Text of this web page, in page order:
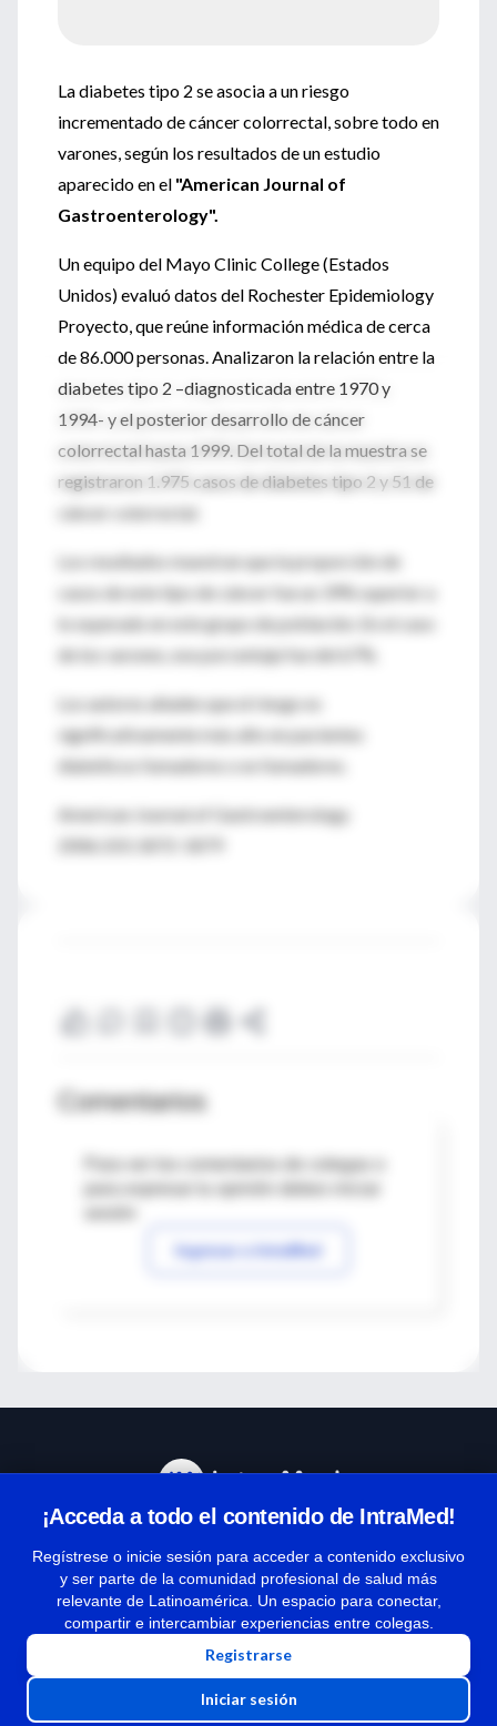
La diabetes tipo 2 se asocia a un riesgo
incrementado de cáncer colorrectal, sobre todo en
varones, según los resultados de un estudio
aparecido en el "American Journal of
Gastroenterology".
Un equipo del Mayo Clinic College (Estados
Unidos) evaluó datos del Rochester Epidemiology
Proyecto, que reúne información médica de cerca
de 86.000 personas. Analizaron la relación entre la
diabetes tipo 2 –diagnosticada entre 1970 y
1994- y el posterior desarrollo de cáncer
colorrectal hasta 1999. Del total de la muestra se
registraron 1.975 casos de diabetes tipo 2 y 51 de
cáncer colorrectal.
Los resultados muestran que la proporción de
casos de este tipo de cáncer fue un 39% superior a
lo esperado en este grupo de población. En el caso
de los varones, ese porcentaje fue del 67%.
Los autores añaden que el riesgo es
significativamente más alto en pacientes
diabéticos fumadores o ex fumadores.
American Journal of Gastroenterology
2006;101:1872-1879
Comentarios
Para ver los comentarios de colegas o
Ingresar a IntraMed
¡Acceda a todo el contenido de IntraMed!
Regístrese o inicie sesión para acceder a contenido exclusivo
y ser parte de la comunidad profesional de salud más
relevante de Latinoamérica. Un espacio para conectar,
compartir e intercambiar experiencias entre colegas.
Registrarse
Iniciar sesión
Términos y condiciones
| Políticas de privacidad
| Todos los derechos reservados | Copyright 1997-2026